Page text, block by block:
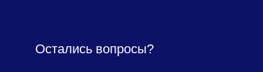
Остались вопросы?